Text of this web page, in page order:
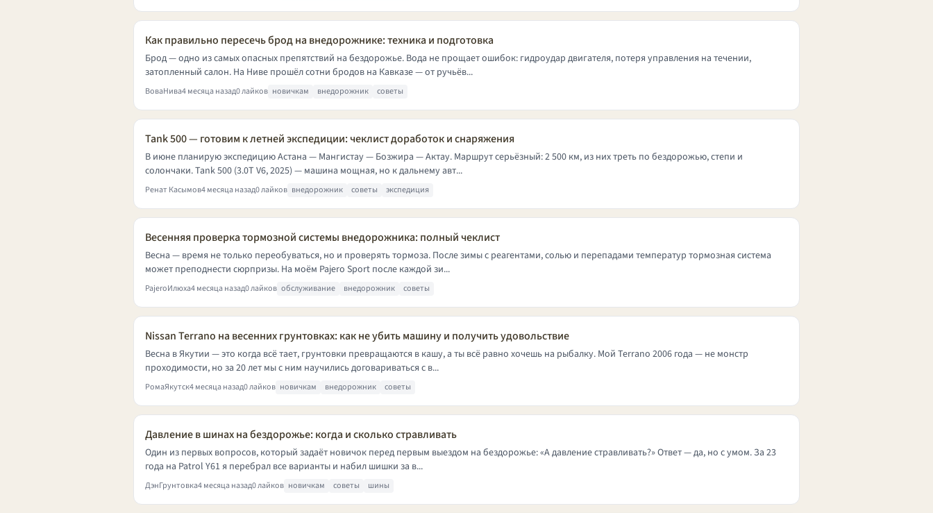
Как правильно пересечь брод на внедорожнике: техника и подготовка
Брод — одно из самых опасных препятствий на бездорожье. Вода не прощает ошибок: гидроудар двигателя, потеря управления на течении,
затопленный салон. На Ниве прошёл сотни бродов на Кавказе — от ручьёв...
ВоваНива4 месяца назад0 лайков новичкам внедорожник советы
Tank 500 — готовим к летней экспедиции: чеклист доработок и снаряжения
В июне планирую экспедицию Астана — Мангистау — Бозжира — Актау. Маршрут серьёзный: 2 500 км, из них треть по бездорожью, степи и
солончаки. Tank 500 (3.0T V6, 2025) — машина мощная, но к дальнему авт...
Ренат Касымов4 месяца назад0 лайков внедорожник советы экспедиция
Весенняя проверка тормозной системы внедорожника: полный чеклист
Весна — время не только переобуваться, но и проверять тормоза. После зимы с реагентами, солью и перепадами температур тормозная система
может преподнести сюрпризы. На моём Pajero Sport после каждой зи...
PajeroИлюха4 месяца назад0 лайков обслуживание внедорожник советы
Nissan Terrano на весенних грунтовках: как не убить машину и получить удовольствие
Весна в Якутии — это когда всё тает, грунтовки превращаются в кашу, а ты всё равно хочешь на рыбалку. Мой Terrano 2006 года — не монстр
проходимости, но за 20 лет мы с ним научились договариваться с в...
РомаЯкутск4 месяца назад0 лайков новичкам внедорожник советы
Давление в шинах на бездорожье: когда и сколько стравливать
Один из первых вопросов, который задаёт новичок перед первым выездом на бездорожье: «А давление стравливать?» Ответ — да, но с умом. За 23
года на Patrol Y61 я перебрал все варианты и набил шишки за в...
ДэнГрунтовка4 месяца назад0 лайков новичкам советы шины